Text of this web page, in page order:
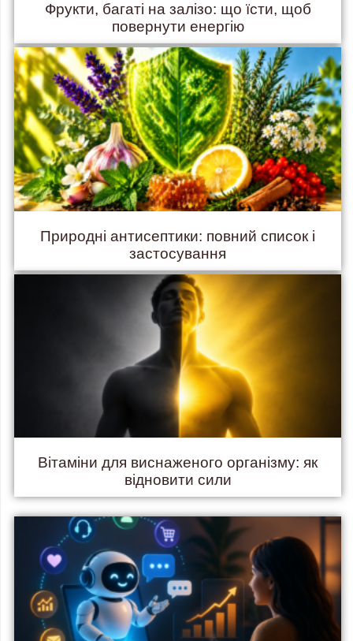
Фрукти, багаті на залізо: що їсти, щоб
повернути енергію
Природні антисептики: повний список і
застосування
Вітаміни для виснаженого організму: як
відновити сили